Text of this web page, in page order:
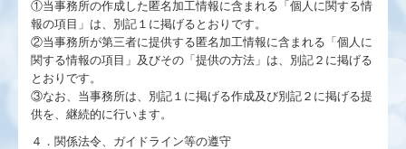
①当事務所の作成した匿名加工情報に含まれる「個人に関する情
報の項目」は、別記１に掲げるとおりです。
②当事務所が第三者に提供する匿名加工情報に含まれる「個人に
関する情報の項目」及びその「提供の方法」は、別記２に掲げる
とおりです。
③なお、当事務所は、別記１に掲げる作成及び別記２に掲げる提
供を、継続的に行います。
４．関係法令、ガイドライン等の遵守